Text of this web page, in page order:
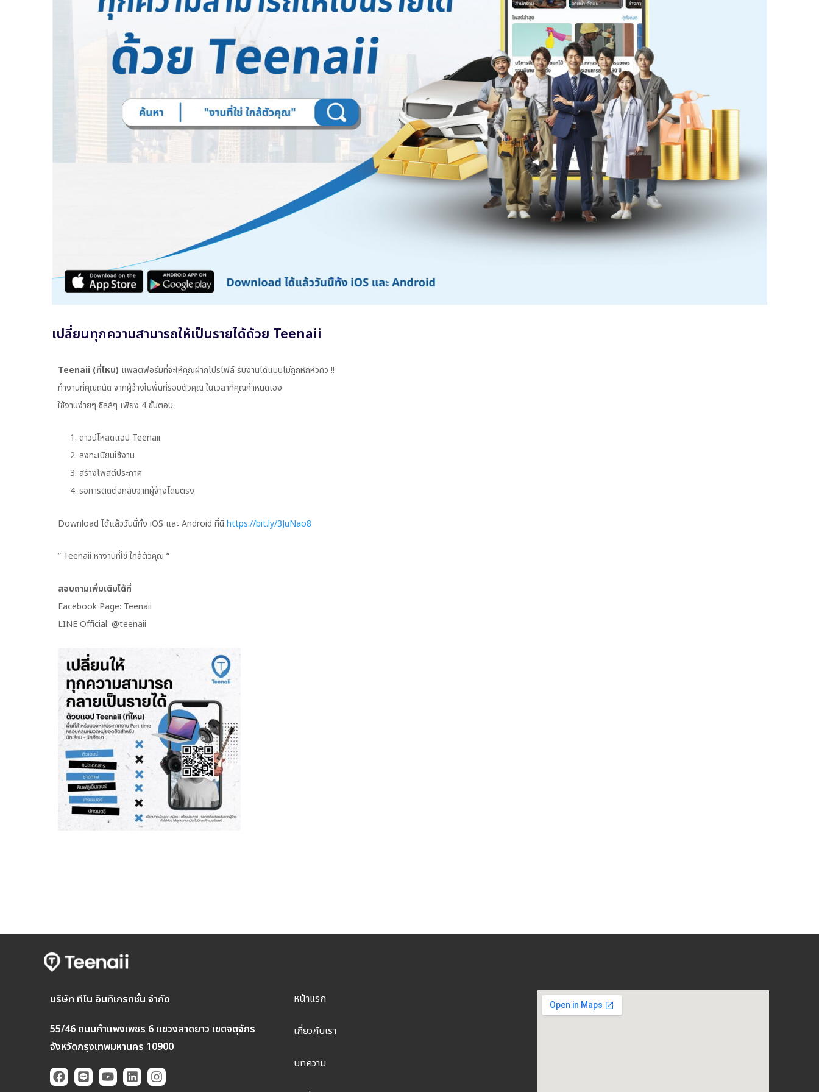
เปลี่ยนทุกความสามารถให้เป็นรายได้ด้วย Teenaii
Teenaii (ที่ไหน) แพลตฟอร์มที่จะให้คุณฝากโปรไฟล์ รับงานได้แบบไม่ถูกหักหัวคิว !!
ทำงานที่คุณถนัด จากผู้จ้างในพื้นที่รอบตัวคุณ ในเวลาที่คุณกำหนดเอง
ใช้งานง่ายๆ ชิลล์ๆ เพียง 4 ขั้นตอน
1. ดาวน์โหลดแอป Teenaii
2. ลงทะเบียนใช้งาน
3. สร้างโพสต์ประกาศ
4. รอการติดต่อกลับจากผู้จ้างโดยตรง
Download ได้แล้ววันนี้ทั้ง iOS และ Android ที่นี่https://bit.ly/3JuNao8
” Teenaii หางานที่ใช่ ใกล้ตัวคุณ “
สอบถามเพิ่มเติมได้ที่
Facebook Page: Teenaii
LINE Official: @teenaii
บริษัท ทีไน อินทิเกรทชั่น จำกัด
55/46 ถนนกำแพงเพชร 6 แขวงลาดยาว เขตจตุจักร
จังหวัดกรุงเทพมหานคร 10900
F
a
L
i
Y
o
L
i
I
n
หน้าแรก
เกี่ยวกับเรา
บทความ